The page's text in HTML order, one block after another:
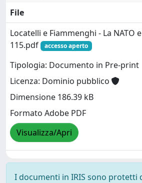
File
Locatelli e Fiammenghi - La NATO
115.pdf
accesso aperto
Tipologia: Documento in Pre-print
Licenza: Dominio pubblico
Dimensione 186.39 kB
Formato Adobe PDF
Visualizza/Apri
I documenti in IRIS sono protetti